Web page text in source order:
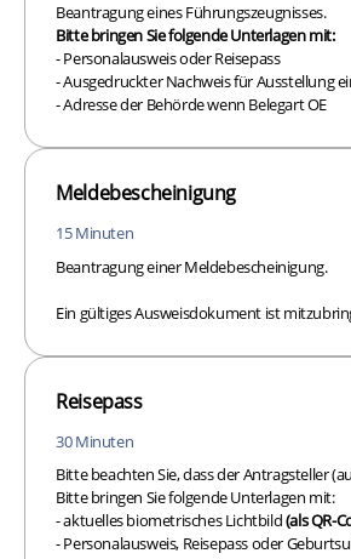
Beantragung eines Führungszeugnisses.
Bitte bringen Sie folgende Unterlagen mit:
- Personalausweis oder Reisepass
- Ausgedruckter Nachweis für Ausstellung
- Adresse der Behörde wenn Belegart OE
Meldebescheinigung
15 Minuten
Beantragung einer Meldebescheinigung.
Ein gültiges Ausweisdokument ist
Reisepass
30 Minuten
Bitte beachten Sie, dass der Antragsteller
Bitte bringen Sie folgende Unterlagen mit:
- aktuelles biometrisches Lichtbild(als QR-
- Personalausweis, Reisepass oder